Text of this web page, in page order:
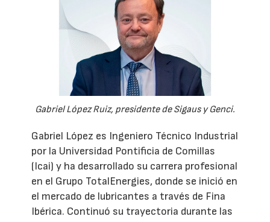
Gabriel López Ruiz, presidente de Sigaus y Genci.
Gabriel López es Ingeniero Técnico Industrial
por la Universidad Pontificia de Comillas
(Icai) y ha desarrollado su carrera profesional
en el Grupo TotalEnergies, donde se inició en
el mercado de lubricantes a través de Fina
Ibérica. Continuó su trayectoria durante las